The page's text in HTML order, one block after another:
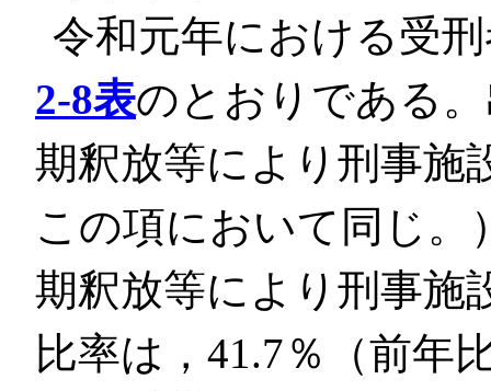
令和元年における受
2-8表のとおりである
期釈放等により刑事施
この項において同じ。
期釈放等により刑事施
比率は，41.7％（前年